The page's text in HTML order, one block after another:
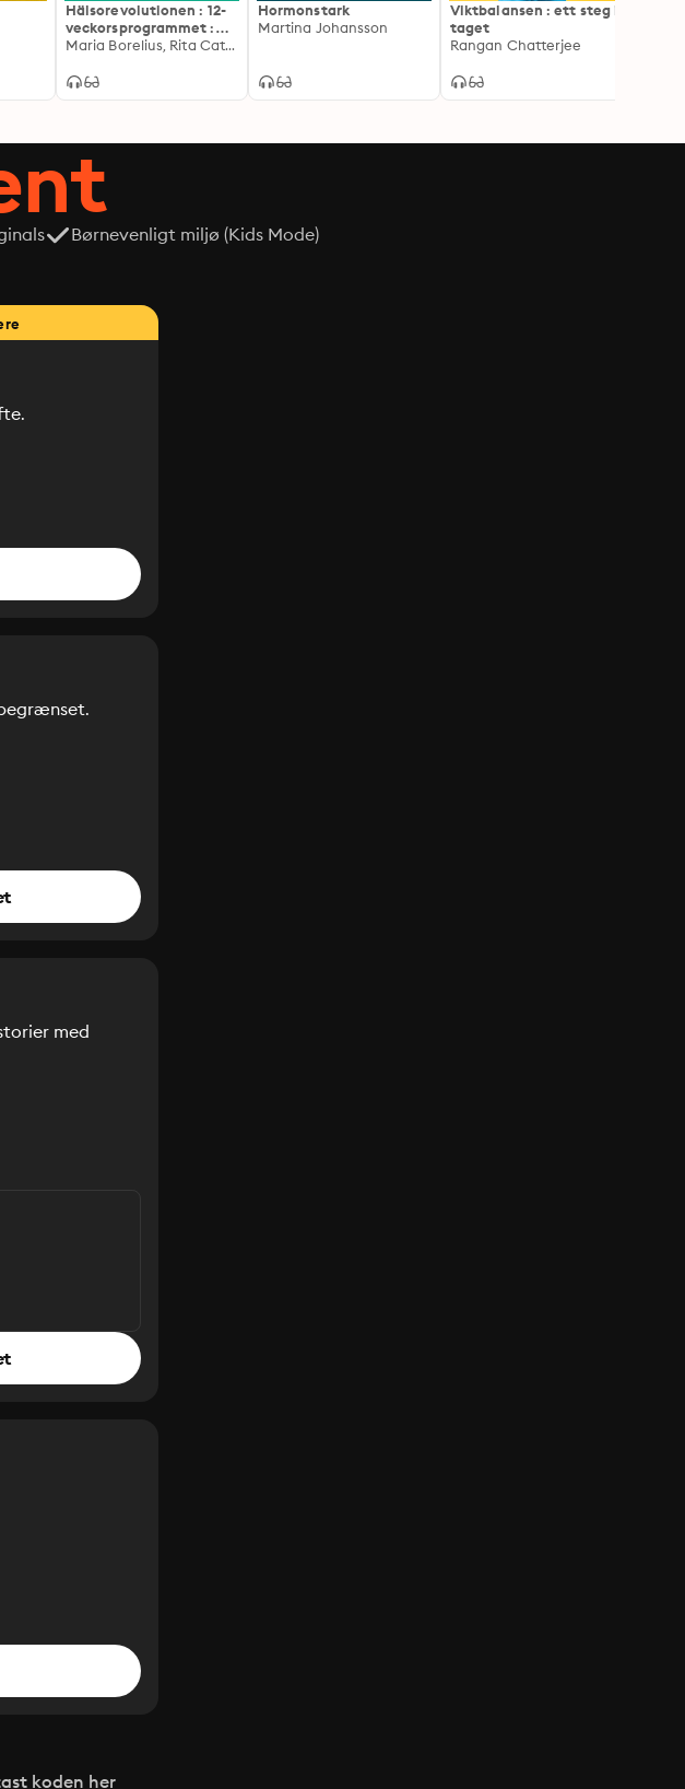
Hälsorevolutionen : 12-
veckorsprogrammet :
för styrka, hälsa och
Maria Borelius, Rita Catolino
Hormonstark
Martina Johansson
Viktbalansen : ett steg i
taget
Rangan Chatterjee
Børnevenligt miljø (Kids Mode)
med
koden her